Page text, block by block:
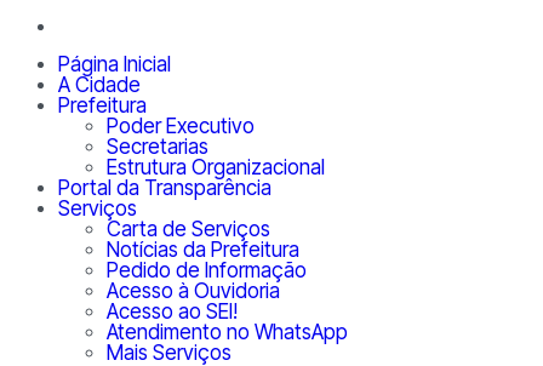
Página Inicial
A Cidade
Prefeitura
Poder Executivo
Secretarias
Estrutura Organizacional
Portal da Transparência
Serviços
Carta de Serviços
Notícias da Prefeitura
Pedido de Informação
Acesso à Ouvidoria
Acesso ao SEI!
Atendimento no WhatsApp
Mais Serviços